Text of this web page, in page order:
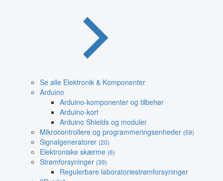
Se alle Elektronik & Komponenter
Arduino
Arduino-komponenter og tilbehør
Arduino-kort
Arduino Shields og moduler
Mikrocontrollere og programmeringsenheder (59)
Signalgeneratorer (20)
Elektroniske skærme (6)
Strømforsyninger (39)
Regulerbare laboratoriestrømforsyninger